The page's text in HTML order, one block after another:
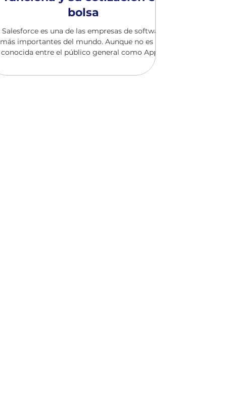
bolsa
Salesforce es una de las empresas de software
más importantes del mundo. Aunque no es tan
conocida entre el público general como Apple,
Amazon o Microsoft, sus herramientas son
utilizadas por miles de empresas para